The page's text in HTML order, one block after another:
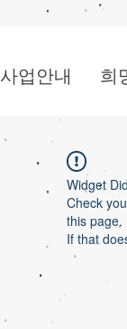
사업안내 희
Widget
Check
this page.
If that